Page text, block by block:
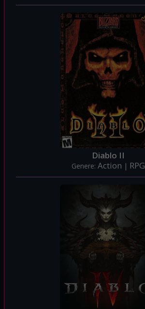
Diablo II
Genere: Action | RPG